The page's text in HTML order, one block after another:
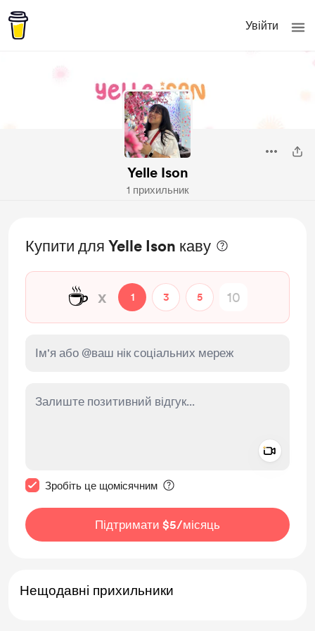
Увійти
Yelle Ison
1 прихильник
Купити для Yelle Ison каву
☕ x 1 3 5
Зробіть це щомісячним
Підтримати $5/місяць
Нещодавні прихильники